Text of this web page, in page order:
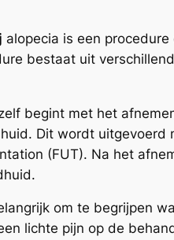
alopecia is een
bestaat uit
begint met het
Dit wordt uitgevoerd
(FUT). Na het
om te begrijpen
lichte pijn op de